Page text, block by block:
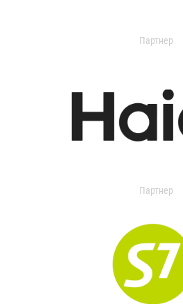
Партнер
Партнер